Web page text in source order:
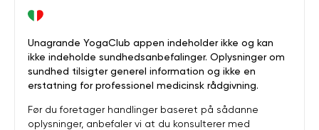
Unagrande YogaClub appen indeholder ikke og kan
ikke indeholde sundhedsanbefalinger. Oplysninger om
sundhed tilsigter generel information og ikke en
erstatning for professionel medicinsk rådgivning.
Før du foretager handlinger baseret på sådanne
oplysninger, anbefaler vi at du konsulterer med